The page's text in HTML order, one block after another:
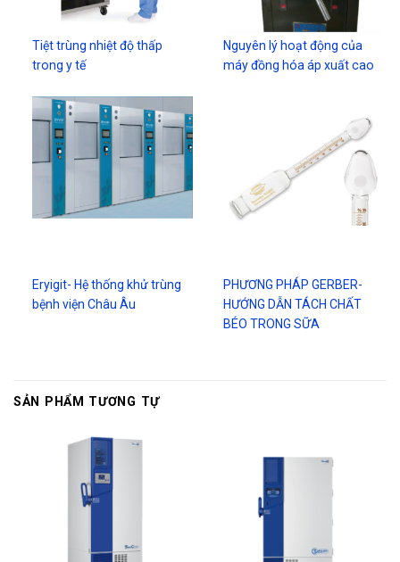
Tiệt trùng nhiệt độ thấp
trong y tế
Nguyên lý hoạt động của
máy đồng hóa áp xuất cao
Eryigit- Hệ thống khử trùng
bệnh viện Châu Âu
PHƯƠNG PHÁP GERBER-
HƯỚNG DẪN TÁCH CHẤT
BÉO TRONG SỮA
SẢN PHẨM TƯƠNG TỰ